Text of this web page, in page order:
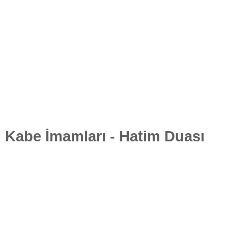
Kabe İmamları - Hatim Duası